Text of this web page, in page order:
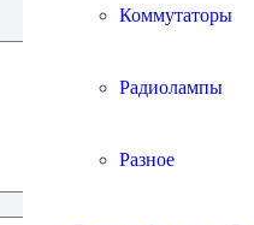
Коммутаторы
Радиолампы
Разное